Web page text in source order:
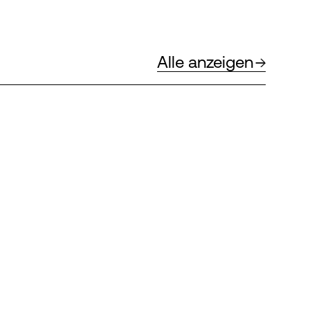
Alle anzeigen